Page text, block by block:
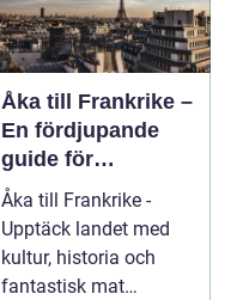
Åka till Frankrike –
En fördjupande
guide för
resenärer
Åka till Frankrike -
Upptäck landet med
kultur, historia och
fantastisk mat